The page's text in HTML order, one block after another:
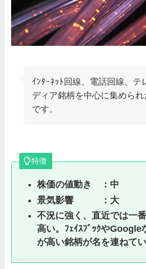
ｲﾝﾀｰﾈｯﾄ回線、電話回線、テ
ディア銘柄を中心に集めら
です。
特徴
株価の値動き ：中
景気影響 ：大
不況に強く、直近では一
高い。ﾌｪｲｽﾌﾞｯｸやGoogle
が高い銘柄が名を連ねてい